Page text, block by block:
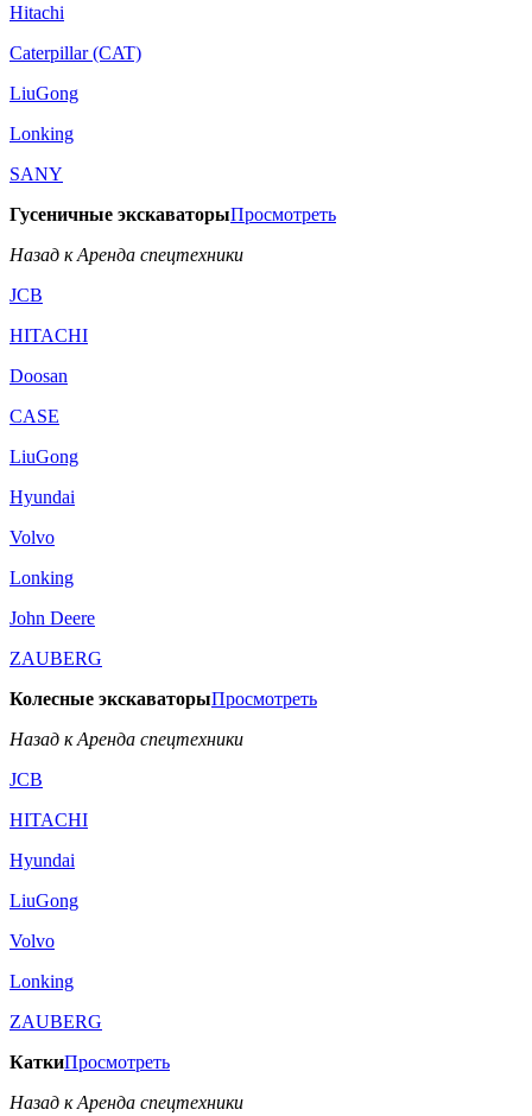
Hitachi
Caterpillar (CAT)
LiuGong
Lonking
SANY
Гусеничные экскаваторыПросмотреть
Назад к Аренда спецтехники
JCB
HITACHI
Doosan
CASE
LiuGong
Hyundai
Volvo
Lonking
John Deere
ZAUBERG
Колесные экскаваторыПросмотреть
Назад к Аренда спецтехники
JCB
HITACHI
Hyundai
LiuGong
Volvo
Lonking
ZAUBERG
КаткиПросмотреть
Назад к Аренда спецтехники